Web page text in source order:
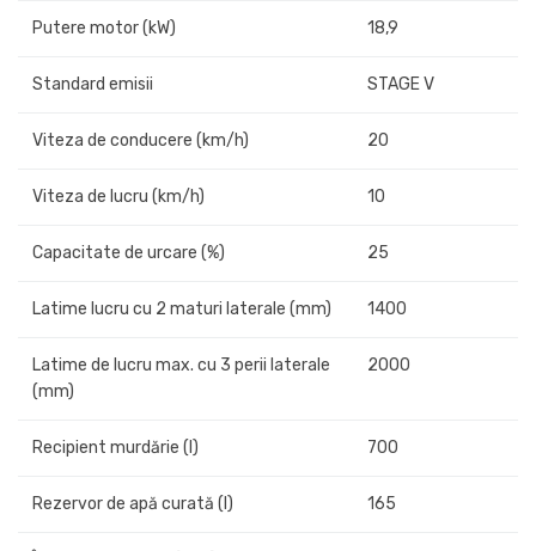
Putere motor (kW) 18,9
Standard emisii STAGE V
Viteza de conducere (km/h) 20
Viteza de lucru (km/h) 10
Capacitate de urcare (%) 25
Latime lucru cu 2 maturi laterale (mm) 1400
Latime de lucru max. cu 3 perii laterale
(mm)
2000
Recipient murdărie (l) 700
Rezervor de apă curată (l) 165